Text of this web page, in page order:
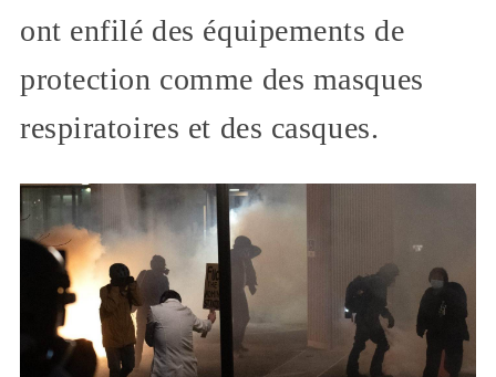
ont enfilé des équipements de
protection comme des masques
respiratoires et des casques.